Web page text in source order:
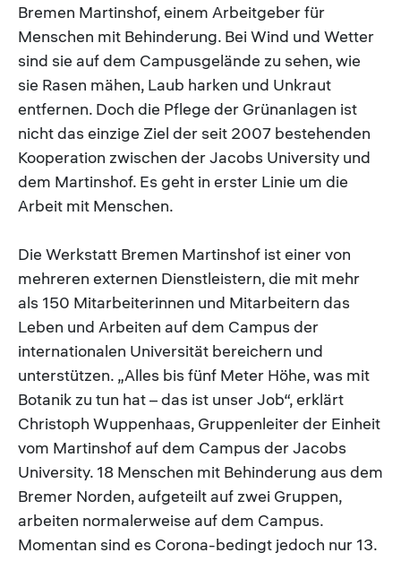
Bremen Martinshof, einem Arbeitgeber für
Menschen mit Behinderung. Bei Wind und Wetter
sind sie auf dem Campusgelände zu sehen, wie
sie Rasen mähen, Laub harken und Unkraut
entfernen. Doch die Pflege der Grünanlagen ist
nicht das einzige Ziel der seit 2007 bestehenden
Kooperation zwischen der Jacobs University und
dem Martinshof. Es geht in erster Linie um die
Arbeit mit Menschen.
Die Werkstatt Bremen Martinshof ist einer von
mehreren externen Dienstleistern, die mit mehr
als 150 Mitarbeiterinnen und Mitarbeitern das
Leben und Arbeiten auf dem Campus der
internationalen Universität bereichern und
unterstützen. „Alles bis fünf Meter Höhe, was mit
Botanik zu tun hat – das ist unser Job“, erklärt
Christoph Wuppenhaas, Gruppenleiter der Einheit
vom Martinshof auf dem Campus der Jacobs
University. 18 Menschen mit Behinderung aus dem
Bremer Norden, aufgeteilt auf zwei Gruppen,
arbeiten normalerweise auf dem Campus.
Momentan sind es Corona-bedingt jedoch nur 13.